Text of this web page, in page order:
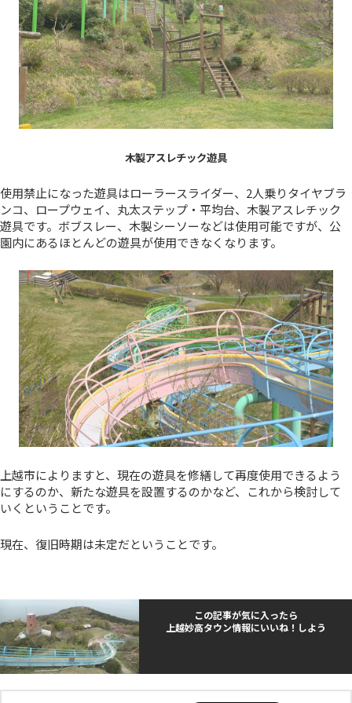
木製アスレチック遊具
使用禁止になった遊具はローラースライダー、2人乗りタイヤブラ
ンコ、ロープウェイ、丸太ステップ・平均台、木製アスレチック
遊具です。ボブスレー、木製シーソーなどは使用可能ですが、公
園内にあるほとんどの遊具が使用できなくなります。
上越市によりますと、現在の遊具を修繕して再度使用できるよう
にするのか、新たな遊具を設置するのかなど、これから検討して
いくということです。
現在、復旧時期は未定だということです。
この記事が気に入ったら
上越妙高タウン情報にいいね！しよう